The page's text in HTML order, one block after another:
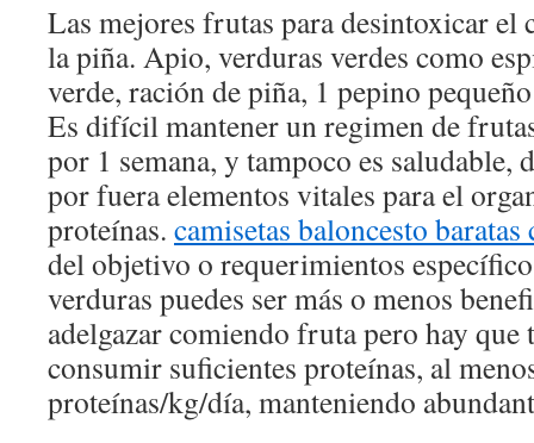
Las mejores frutas para desintoxicar
la piña. Apio, verduras verdes como
verde, ración de piña, 1 pepino
Es difícil mantener un regimen de
por 1 semana, y tampoco es saludable,
por fuera elementos vitales para el
proteínas. camisetas baloncesto baratas
del objetivo o requerimientos
verduras puedes ser más o menos
adelgazar comiendo fruta pero hay que
consumir suficientes proteínas, al
proteínas/kg/día, manteniendo